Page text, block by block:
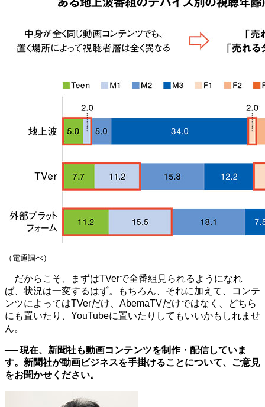
（電通調べ）
だからこそ、まずはTVerで全番組見られるようになれ
ば、状況は一変するはず。もちろん、それに加えて、コンテ
ンツによってはTVerだけ、AbemaTVだけではなく、どちら
にも置いたり、YouTubeに置いたりしてもいいかもしれませ
ん。
── 現在、新聞社も動画コンテンツを制作・配信していま
す。新聞社が動画ビジネスを手掛けることについて、ご意見
をお聞かせください。